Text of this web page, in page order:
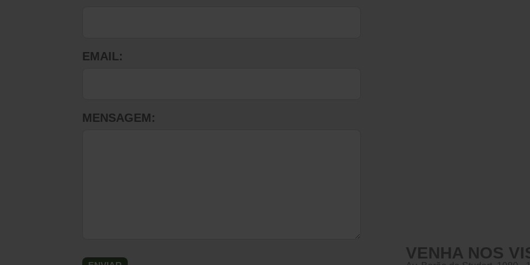
EMAIL:
MENSAGEM:
VENHA NOS